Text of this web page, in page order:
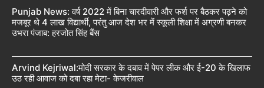
Punjab News: वर्ष 2022 में बिना चारदीवारी और फर्श पर बैठकर पढ़ने को
मजबूर थे 4 लाख विद्यार्थी, परंतु आज देश भर में स्कूली शिक्षा में अग्रणी बनकर
उभरा पंजाब: हरजोत सिंह बैंस
Arvind Kejriwal:मोदी सरकार के दबाव में पेपर लीक और ई-20 के खिलाफ
उठ रही आवाज को दबा रहा मेटा- केजरीवाल